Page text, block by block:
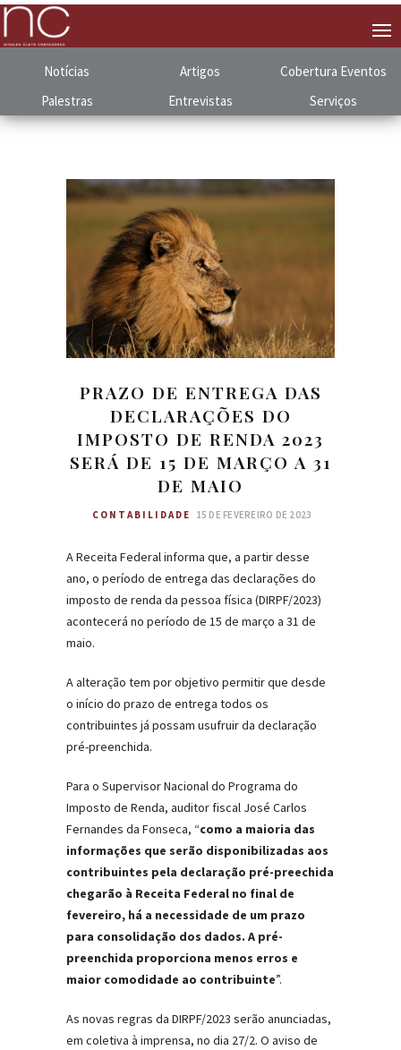
Notícias Artigos Cobertura Eventos
Palestras
Entrevistas Serviços
PRAZO DE ENTREGA DAS
DECLARAÇÕES DO
IMPOSTO DE RENDA 2023
SERÁ DE 15 DE MARÇO A 31
DE MAIO
CONTABILIDADE 15 DE FEVEREIRO DE 2023
A Receita Federal informa que, a partir desse
ano, o período de entrega das declarações do
imposto de renda da pessoa física (DIRPF/2023)
acontecerá no período de 15 de março a 31 de
maio.
A alteração tem por objetivo permitir que desde
o início do prazo de entrega todos os
contribuintes já possam usufruir da declaração
pré-preenchida.
Para o Supervisor Nacional do Programa do
Imposto de Renda, auditor fiscal José Carlos
Fernandes da Fonseca, “como a maioria das
informações que serão disponibilizadas aos
contribuintes pela declaração pré-preechida
chegarão à Receita Federal no final de
fevereiro, há a necessidade de um prazo
para consolidação dos dados. A pré-
preenchida proporciona menos erros e
maior comodidade ao contribuinte”.
As novas regras da DIRPF/2023 serão anunciadas,
em coletiva à imprensa, no dia 27/2. O aviso de